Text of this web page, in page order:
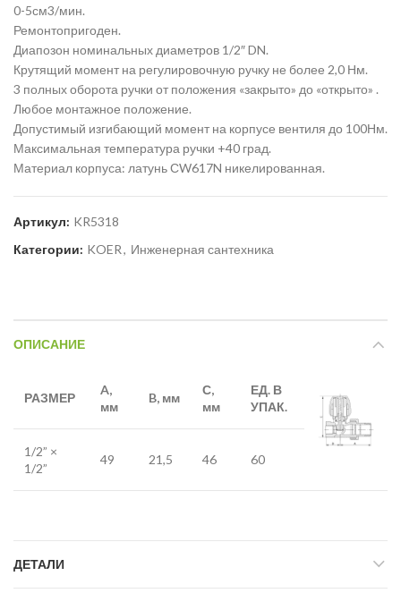
0-5см3/мин.
Ремонтопригоден.
Диапозон номинальных диаметров 1/2″ DN.
Крутящий момент на регулировочную ручку не более 2,0 Нм.
3 полных оборота ручки от положения «закрыто» до «открыто» .
Любое монтажное положение.
Допустимый изгибающий момент на корпусе вентиля до 100Нм.
Максимальная температура ручки +40 град.
Материал корпуса: латунь СW617N никелированная.
Артикул: KR5318
Категории: KOER, Инженерная сантехника
ОПИСАНИЕ
РАЗМЕР
A,
мм
B, мм
С,
мм
ЕД. В
УПАК.
1/2” ×
1/2”
49 21,5 46 60
ДЕТАЛИ